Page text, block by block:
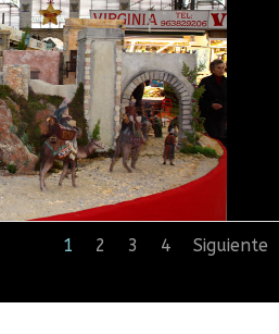
1 2 3 4 Siguiente